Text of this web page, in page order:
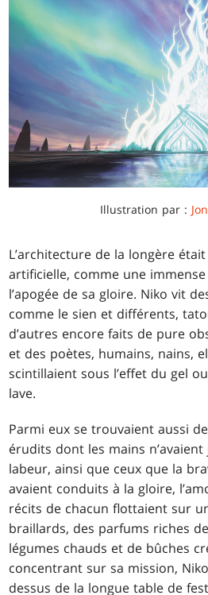
Illustration par :
L’architecture de la longère
artificielle, comme une
l’apogée de sa gloire. Niko vit
comme le sien et différents,
d’autres encore faits de pure
et des poètes, humains, nains,
scintillaient sous l’effet du gel
lave.
Parmi eux se trouvaient aussi
érudits dont les mains
labeur, ainsi que ceux que la
avaient conduits à la gloire,
récits de chacun flottaient sur
braillards, des parfums riches
légumes chauds et de bûches
concentrant sur sa mission,
dessus de la longue table de